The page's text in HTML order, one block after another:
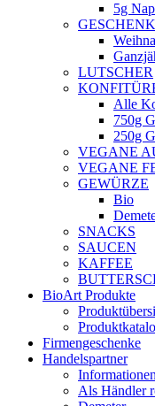
5g
LUTSCHER
Alle
750g
250g
VEGANE
VEGANE
GEWÜRZE
Bio
SNACKS
SAUCEN
KAFFEE
BioArt Produkte
Firmengeschenke
Handelspartner
Als Händler